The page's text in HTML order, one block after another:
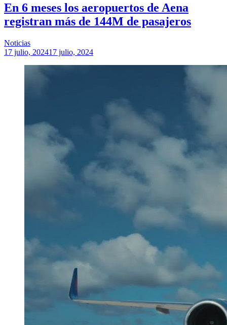
En 6 meses los aeropuertos de Aena
registran más de 144M de pasajeros
Noticias
17 julio, 202417 julio, 2024